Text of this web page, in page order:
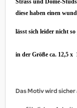
Strass und Dome-
diese haben einen
lässt sich leider nicht
in der Größe ca. 12,5 x
Das Motiv wird